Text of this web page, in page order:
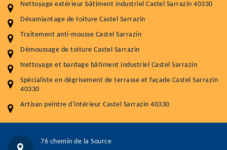
Nettoyage extérieur bâtiment industriel Castel Sarrazin 40330
Désamiantage de toiture Castel Sarrazin
Traitement anti-mousse Castel Sarrazin
Démoussage de toiture Castel Sarrazin
Nettoyage et bardage bâtiment industriel Castel Sarrazin
Spécialiste en dégrisement de terrasse et façade Castel Sarrazin
40330
Artisan peintre d'intérieur Castel Sarrazin 40330
76 chemin de la Source
Nettoyageb toiture
Démoussage toiture
Traitement hydrofuge toiture
Artisant local recommander